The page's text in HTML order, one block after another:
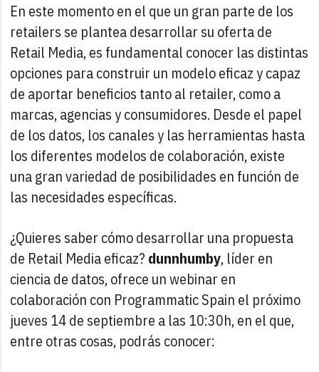
En este momento en el que un gran parte de los
retailers se plantea desarrollar su oferta de
Retail Media, es fundamental conocer las distintas
opciones para construir un modelo eficaz y capaz
de aportar beneficios tanto al retailer, como a
marcas, agencias y consumidores. Desde el papel
de los datos, los canales y las herramientas hasta
los diferentes modelos de colaboración, existe
una gran variedad de posibilidades en función de
las necesidades específicas.
¿Quieres saber cómo desarrollar una propuesta
de Retail Media eficaz? dunnhumby, líder en
ciencia de datos, ofrece un webinar en
colaboración con Programmatic Spain el próximo
jueves 14 de septiembre a las 10:30h, en el que,
entre otras cosas, podrás conocer: